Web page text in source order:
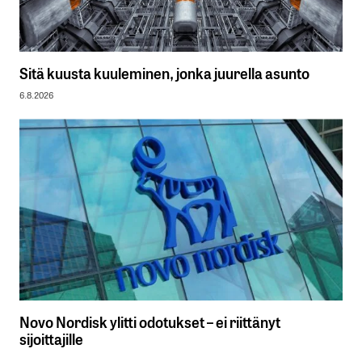
Sitä kuusta kuuleminen, jonka juurella asunto
6.8.2026
Novo Nordisk ylitti odotukset – ei riittänyt
sijoittajille